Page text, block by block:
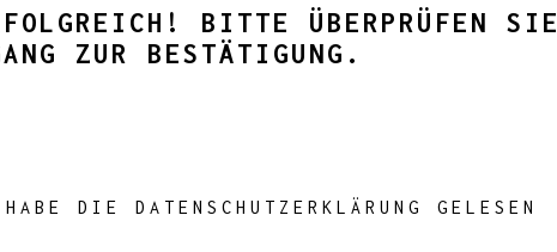
BITTE ÜBERPRÜFEN SIE
ZUR BESTÄTIGUNG.
DIE DATENSCHUTZERKLÄRUNG GELESEN